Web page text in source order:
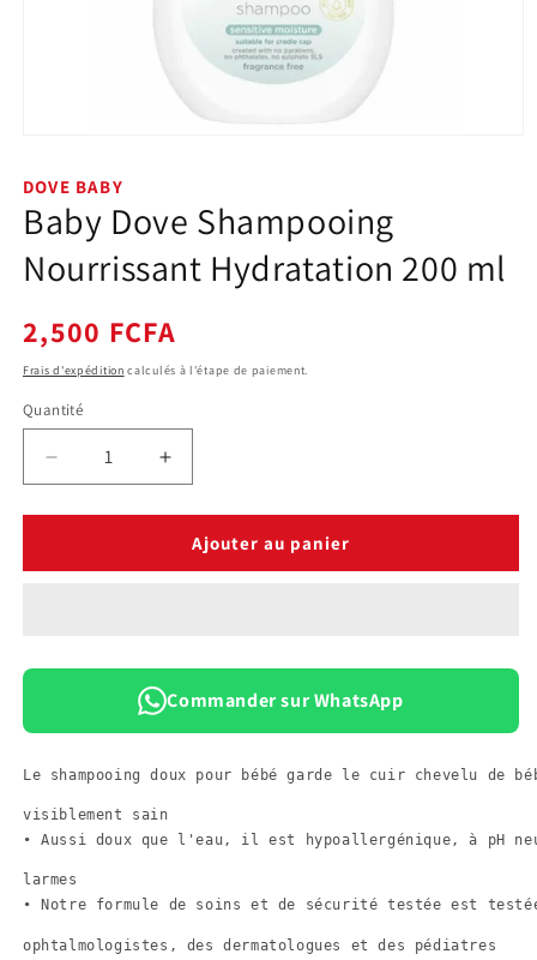
média
1
dans
une
modale
DOVE BABY
Baby Dove Shampooing
Nourrissant Hydratation 200 ml
Prix
habituel
2,500 FCFA
Frais d'expédition calculés à l'étape de paiement.
Quantité
Quantité
Réduire
la
quantité
Baby
Hydratation
Augmenter
la
quantité
Baby
Hydratation
200
Ajouter au panier
Commander sur WhatsApp
Le shampooing doux pour bébé garde le cuir chevelu de
visiblement sain
• Aussi doux que l'eau, il est hypoallergénique, à pH
larmes
• Notre formule de soins et de sécurité testée est
ophtalmologistes, des dermatologues et des pédiatres